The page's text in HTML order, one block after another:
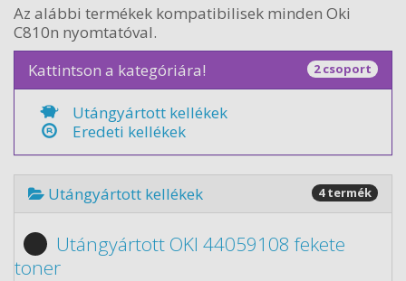
Az alábbi termékek kompatibilisek minden Oki
C810n nyomtatóval.
Kattintson a kategóriára!
2 csoport
Utángyártott kellékek
Eredeti kellékek
Utángyártott kellékek 4 termék
Utángyártott OKI 44059108 fekete
toner